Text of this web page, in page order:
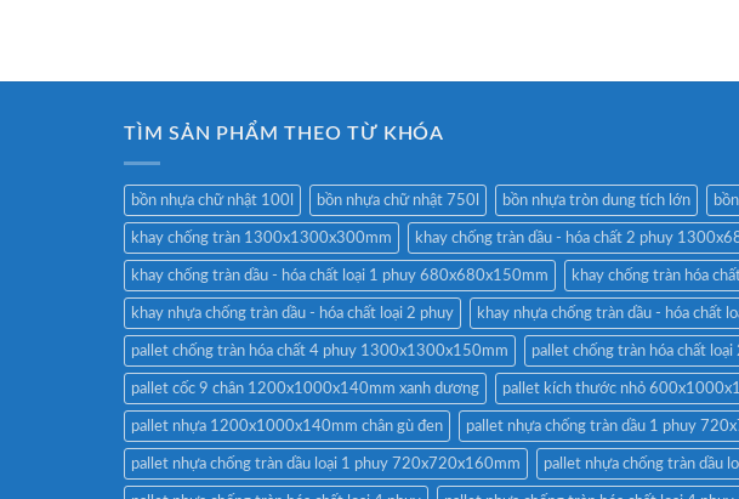
TÌM SẢN PHẨM THEO TỪ KHÓA
bồn nhựa chữ nhật 100l bồn nhựa chữ nhật 750l bồn nhựa tròn dung tích lớn
khay chống tràn 1300x1300x300mm khay chống tràn dầu - hóa chất 2 phuy
khay chống tràn dầu - hóa chất loại 1 phuy 680x680x150mm khay chống tràn hóa
khay nhựa chống tràn dầu - hóa chất loại 2 phuy khay nhựa chống tràn dầu - hóa chất
pallet chống tràn hóa chất 4 phuy 1300x1300x150mm pallet chống tràn hóa chất
pallet cốc 9 chân 1200x1000x140mm xanh dương pallet kích thước nhỏ
pallet nhựa 1200x1000x140mm chân gù đen pallet nhựa chống tràn dầu 1 phuy
pallet nhựa chống tràn dầu loại 1 phuy 720x720x160mm pallet nhựa chống tràn dầu